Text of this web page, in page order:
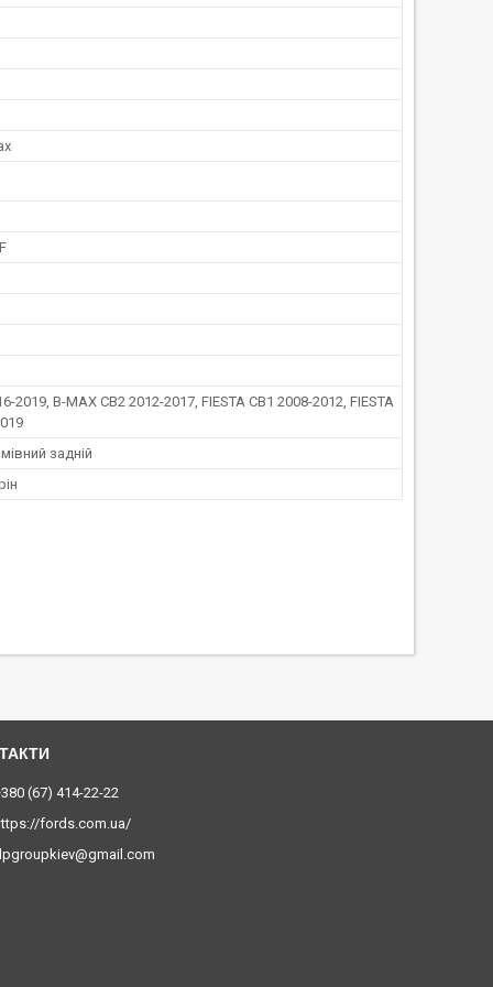
2019, B-MAX CB2 2012-2017, FIESTA CB1 2008-2012, FIESTA
задній
(67) 414-22-22
fords.com.ua/